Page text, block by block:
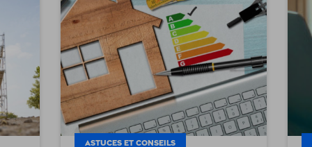
ASTUCES ET CONSEILS